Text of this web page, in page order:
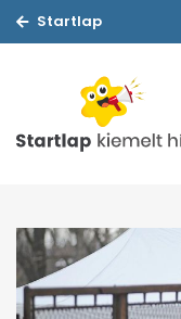
Startlap